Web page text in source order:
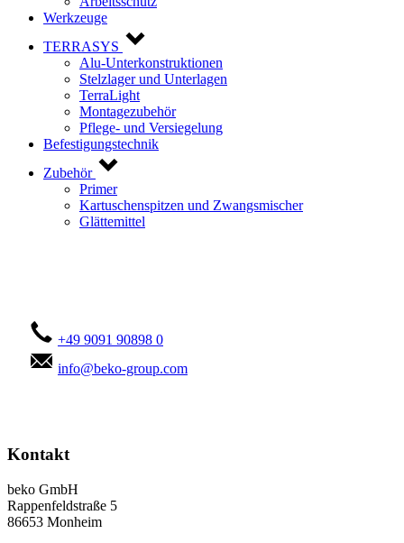
Werkzeuge
TERRASYS
Alu-Unterkonstruktionen
Stelzlager und Unterlagen
TerraLight
Montagezubehör
Pflege- und Versiegelung
Befestigungstechnik
Zubehör
Primer
Kartuschenspitzen und Zwangsmischer
Glättemittel
+49 9091 90898 0
info@beko-group.com
Kontakt
beko GmbH
Rappenfeldstraße 5
86653 Monheim